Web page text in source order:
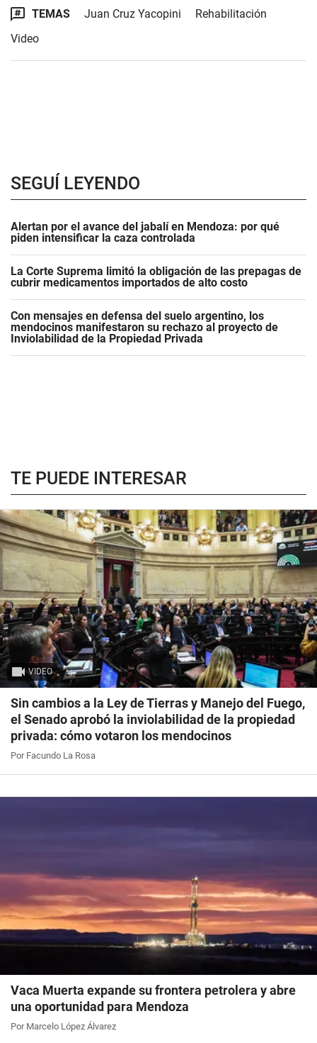
TEMAS Juan Cruz Yacopini
Rehabilitación
Video
SEGUÍ LEYENDO
Alertan por el avance del jabalí en Mendoza: por qué
piden intensificar la caza controlada
La Corte Suprema limitó la obligación de las prepagas de
cubrir medicamentos importados de alto costo
Con mensajes en defensa del suelo argentino, los
mendocinos manifestaron su rechazo al proyecto de
Inviolabilidad de la Propiedad Privada
TE PUEDE INTERESAR
VIDEO
Sin cambios a la Ley de Tierras y Manejo del Fuego,
el Senado aprobó la inviolabilidad de la propiedad
privada: cómo votaron los mendocinos
Por Facundo La Rosa
Vaca Muerta expande su frontera petrolera y abre
una oportunidad para Mendoza
Por Marcelo López Álvarez